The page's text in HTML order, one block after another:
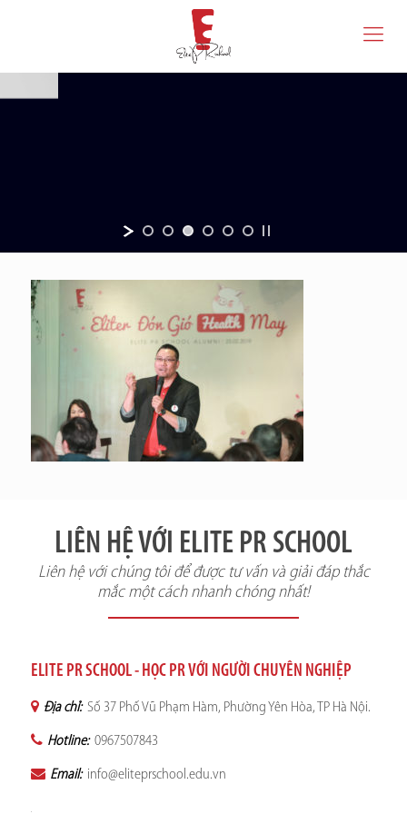
LIÊN HỆ VỚI ELITE PR SCHOOL
Liên hệ với chúng tôi để được tư vấn và giải đáp thắc
mắc một cách nhanh chóng nhất!
ELITE PR SCHOOL - HỌC PR VỚI NGƯỜI CHUYÊN NGHIỆP
Địa chỉ: Số 37 Phố Vũ Phạm Hàm, Phường Yên Hòa, TP Hà Nội.
Hotline: 0967507843
Email: info@eliteprschool.edu.vn